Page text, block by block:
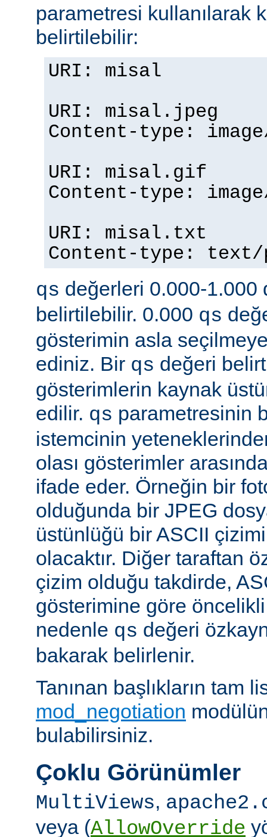
parametresi kullanılarak
belirtilebilir:
URI: misal
URI: misal.jpeg
Content-type:
URI: misal.gif
Content-type:
URI: misal.txt
Content-type:
qs değerleri 0.000-1.000
belirtilebilir. 0.000 qs
gösterimin asla
ediniz. Bir qs değeri
gösterimlerin kaynak
edilir. qs parametresinin
istemcinin
olası gösterimler
ifade eder. Örneğin bir
olduğunda bir JPEG
üstünlüğü bir ASCII
olacaktır. Diğer taraftan
çizim olduğu takdirde,
gösterimine göre
nedenle qs değeri
bakarak belirlenir.
Tanınan başlıkların tam
mod_negotiation
bulabilirsiniz.
Çoklu Görünümler
MultiViews,
veya (AllowOverride